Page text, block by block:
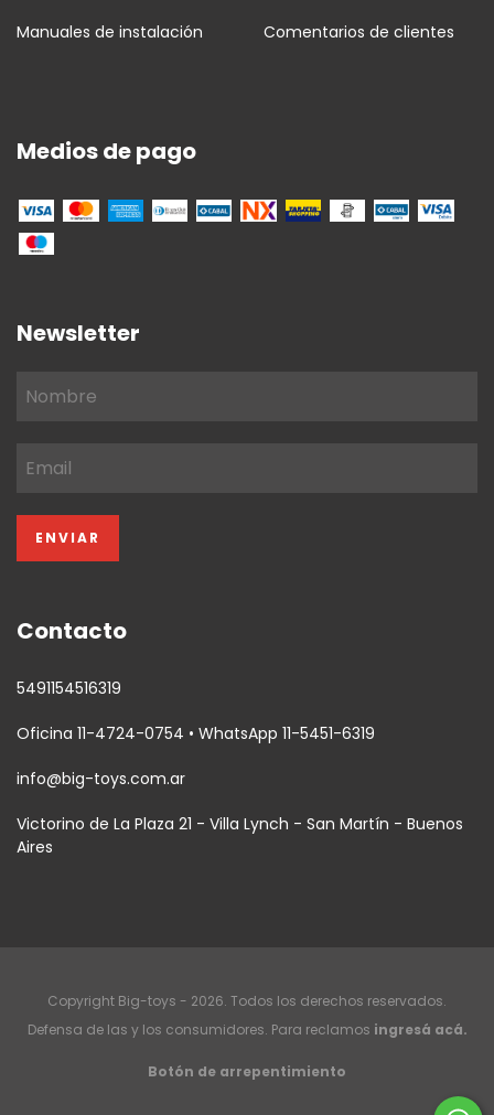
Manuales de instalación Comentarios de clientes
Medios de pago
Newsletter
Contacto
5491154516319
Oficina 11-4724-0754 • WhatsApp 11-5451-6319
info@big-toys.com.ar
Victorino de La Plaza 21 - Villa Lynch - San Martín - Buenos
Aires
Copyright Big-toys - 2026. Todos los derechos reservados.
Defensa de las y los consumidores. Para reclamos ingresá acá.
Botón de arrepentimiento